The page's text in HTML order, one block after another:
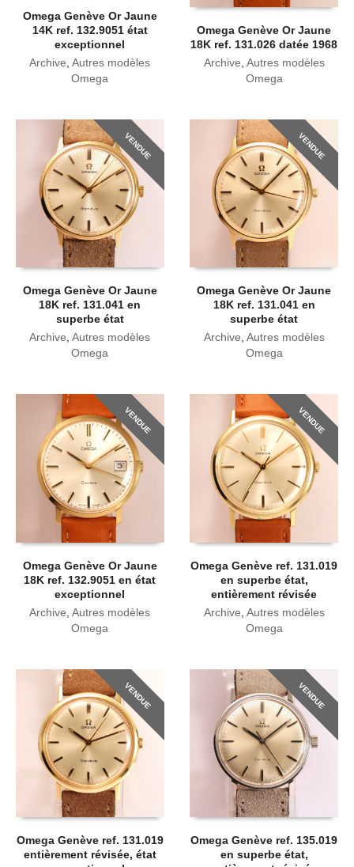
Omega Genève Or Jaune
14K ref. 132.9051 état
exceptionnel
Archive ,Autres modèles
Omega
Omega Genève Or Jaune
18K ref. 131.026 datée 1968
Archive Autres modèles
Omega
VENDUE
Omega Genève Or Jaune
18K ref. 131.041 en
superbe état
Archive,Autres modèles
Omega
VENDUE
Omega Genève Or Jaune
18K ref. 131.041 en
superbe état
Archive, Autres modèles
Omega
VENDUE
Omega Genève Or Jaune
18K ref. 132.9051 en état
exceptionnel
Archive ,Autres modèles
Omega
VENDUE
Omega Genève ref. 131.019
en superbe état,
entièrement révisée
Archive Autres modèles
Omega
VENDUE
Omega Genève ref. 131.019
entièrement révisée, état
VENDUE
Omega Genève ref. 135.019
en superbe état,